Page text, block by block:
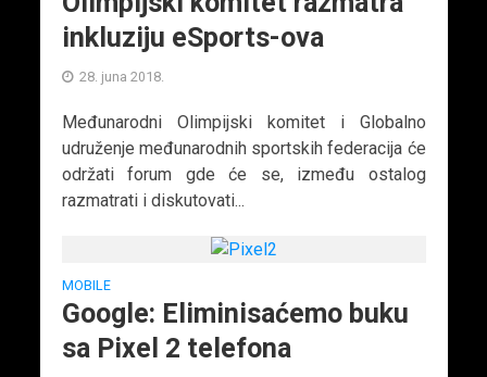
inkluziju eSports-ova
28. juna 2018.
Međunarodni Olimpijski komitet i Globalno
udruženje međunarodnih sportskih federacija će
održati forum gde će se, između ostalog
razmatrati i diskutovati...
MOBILE
Google: Eliminisaćemo buku
sa Pixel 2 telefona